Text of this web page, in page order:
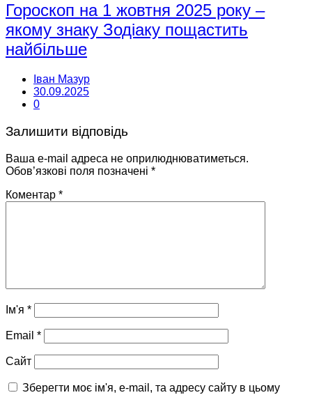
Гороскоп на 1 жовтня 2025 року –
якому знаку Зодіаку пощастить
найбільше
Іван Мазур
30.09.2025
0
Залишити відповідь
Ваша e-mail адреса не оприлюднюватиметься.
Обов’язкові поля позначені *
Коментар *
Ім'я *
Email *
Сайт
Зберегти моє ім'я, e-mail, та адресу сайту в цьому